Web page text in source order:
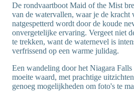
De rondvaartboot Maid of the Mist
van de watervallen, waar je de kracht
natgespetterd wordt door de koude
onvergetelijke ervaring. Vergeet niet
te trekken, want de waternevel is
verfrissend op een warme julidag.
Een wandeling door het Niagara
moeite waard, met prachtige
genoeg mogelijkheden om foto's te